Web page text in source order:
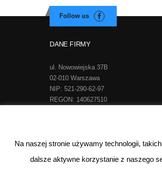
DANE FIRMY
ul. Nowowiejska 37B
02-010 Warszawa
NIP: 521-290-62-97
REGON: 140627510
Na naszej stronie używamy technologii,
dalsze aktywne korzystanie z naszego